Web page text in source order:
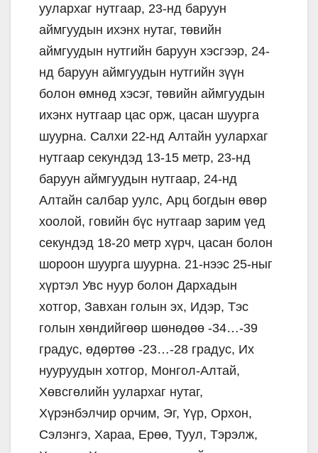
уулархаг нутгаар, 23-нд баруун
аймгуудын ихэнх нутаг, төвийн
аймгуудын нутгийн баруун хэсгээр, 24-
нд баруун аймгуудын нутгийн зүүн
болон өмнөд хэсэг, төвийн аймгуудын
ихэнх нутгаар цас орж, цасан шуурга
шуурна. Салхи 22-нд Алтайн уулархаг
нутгаар секундэд 13-15 метр, 23-нд
баруун аймгуудын нутгаар, 24-нд
Алтайн салбар уулс, Арц богдын өвөр
хоолой, говийн бүс нутгаар зарим үед
секундэд 18-20 метр хүрч, цасан болон
шороон шуурга шуурна. 21-нээс 25-ныг
хүртэл Увс нуур болон Дархадын
хотгор, Завхан голын эх, Идэр, Тэс
голын хөндийгөөр шөнөдөө -34…-39
градус, өдөртөө -23…-28 градус, Их
нууруудын хотгор, Монгол-Алтай,
Хөвсгөлийн уулархаг нутаг,
Хүрэнбэлчир орчим, Эг, Үүр, Орхон,
Сэлэнгэ, Хараа, Ерөө, Туул, Тэрэлж,